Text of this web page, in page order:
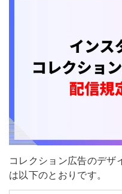
コレクション広告のデザ
は以下のとおりです。